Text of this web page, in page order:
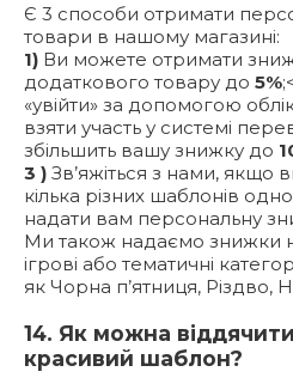
Є 3 способи отримати
товари в нашому магазині:
1) Ви можете отримати
додаткового товару до 5%
«увійти» за допомогою
взяти участь у системі
збільшить вашу знижку до
3 ) Зв’яжіться з нами, якщо
кілька різних шаблонів
надати вам персональну
Ми також надаємо знижки
ігрові або тематичні
як Чорна п’ятниця, Різдво,
14. Як можна віддячити
красивий шаблон?